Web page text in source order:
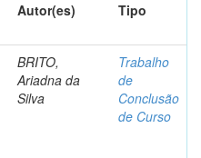
Autor(es) Tipo
BRITO,
Ariadna da
Silva
Trabalho
de
Conclusão
de Curso